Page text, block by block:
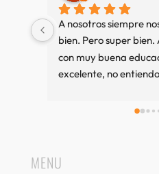
A nosotros siempre
bien. Pero super
con muy buena
excelente, no
una visita
MENU